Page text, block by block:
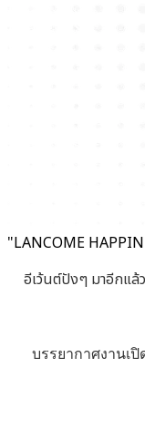
"LANCOME
อีเว้นต์ปังๆ มาอีกแล้
บรรยากาศงานเ